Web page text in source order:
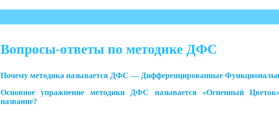
Вопросы-ответы по методике ДФС
Почему методика называется ДФС — Дифференцированные
Основное упражнение методики ДФС называется «Огненный
название?